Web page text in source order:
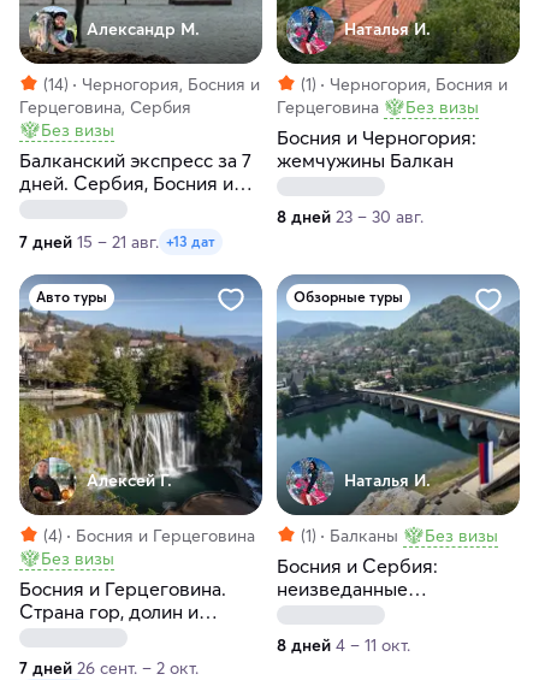
Александр М.
(14)
Черногория, Босния и
Герцеговина, Сербия
Без визы
Балканский экспресс за 7
дней. Сербия, Босния и
Герцеговина, Черногория
7 дней 15 – 21 авг. +13 дат
Наталья И.
(1)
Черногория, Босния и
Герцеговина
Без визы
Босния и Черногория:
жемчужины Балкан
8 дней 23 – 30 авг.
Авто туры
Алексей Г.
(4)
Босния и Герцеговина
Без визы
Босния и Герцеговина.
Страна гор, долин и
мостов
7 дней 26 сент. – 2 окт.
Обзорные туры
Наталья И.
(1) Балканы Без визы
Босния и Сербия:
неизведанные
жемчужины Балкан
8 дней 4 – 11 окт.